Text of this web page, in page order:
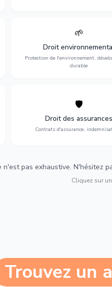
🌱
Droit
Protection de l'environnement,
durable
environnementale, litiges
développement
🛡️
Droit des assurances
Contrats d'assurance,
Défense de vos intérêts :
d'assurance, sinistres et
optimales.
n'est pas exhaustive. N'hésitez
Cliquez sur
Trouvez un